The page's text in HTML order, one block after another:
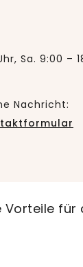
Sa. 9:00 –
Nachricht:
Vorteile für